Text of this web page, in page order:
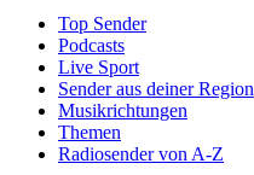
Top Sender
Podcasts
Live Sport
Sender aus deiner Region
Musikrichtungen
Themen
Radiosender von A-Z